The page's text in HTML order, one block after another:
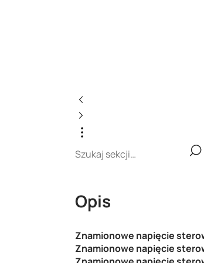
Opis
Znamionowe napięcie
Znamionowe napięcie